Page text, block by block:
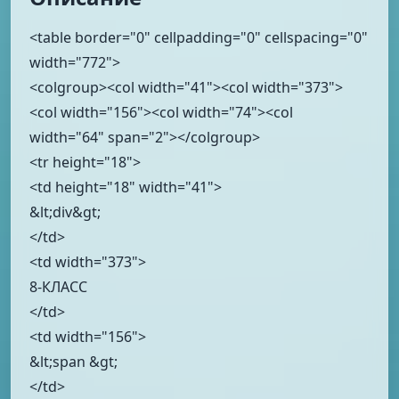
<table border="0" cellpadding="0" cellspacing="0"
width="772">
<colgroup><col width="41"><col width="373">
<col width="156"><col width="74"><col
width="64" span="2"></colgroup>
<tr height="18">
<td height="18" width="41">
&lt;div&gt;
</td>
<td width="373">
8-КЛАСС
</td>
<td width="156">
&lt;span &gt;
</td>